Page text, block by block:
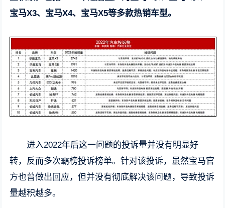
宝马X3、宝马X4、宝马X5等多款热销车型。
进入2022年后这一问题的投诉量并没有明显好
转，反而多次霸榜投诉榜单。针对该投诉，虽然宝马官
方也曾做出回应，但并没有彻底解决该问题，导致投诉
量越积越多。